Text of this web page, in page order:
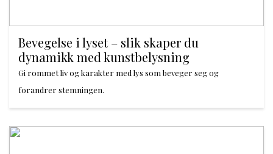
Bevegelse i lyset – slik skaper du
dynamikk med kunstbelysning
Gi rommet liv og karakter med lys som beveger seg og
forandrer stemningen.